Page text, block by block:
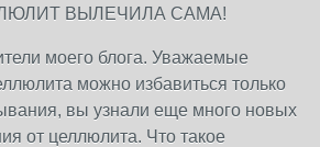
ВЫЛЕЧИЛА САМА!
моего блога. Уважаемые
можно избавиться только
вы узнали еще много новых
от целлюлита. Что такое